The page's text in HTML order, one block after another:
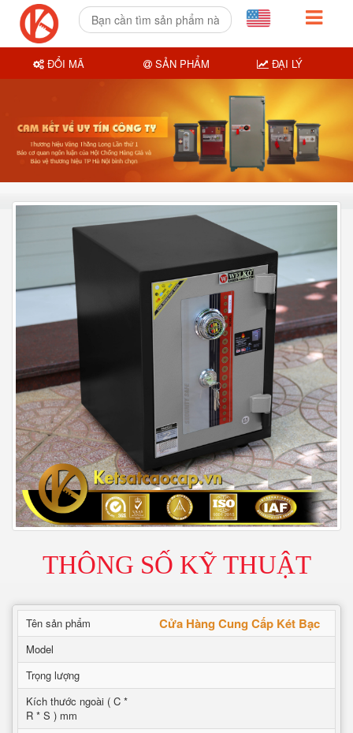
THÔNG SỐ KỸ THUẬT
Tên sản phẩm Cửa Hàng Cung Cấp Két Bạc
Model
Trọng lượng
Kích thước ngoài ( C *
R * S ) mm
ĐỔI MÃ SẢN PHẨM ĐẠI LÝ